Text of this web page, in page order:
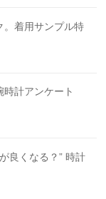
。着用サンプル特
計アンケート
良くなる？” 時計